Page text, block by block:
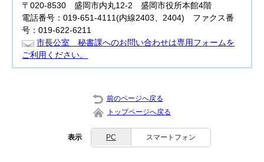
〒020-8530 盛岡市内丸12-2 盛岡市役所本館4階
電話番号：019-651-4111(内線2403、2404) ファクス番
号：019-622-6211
市長公室 秘書課へのお問い合わせは専用フォームを
ご利用ください。
前のページへ戻る
トップページへ戻る
表示 PC スマートフォン